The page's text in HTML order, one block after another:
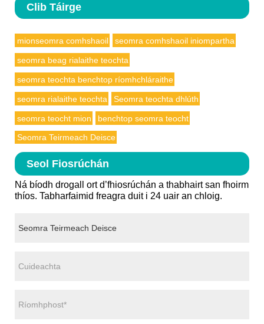
Clib Táirge
mionseomra comhshaoil seomra comhshaoil ​​iniompartha
seomra beag rialaithe teochta
seomra teochta benchtop ríomhchláraithe
seomra rialaithe teochta Seomra teochta dhlúth
seomra teocht mion benchtop seomra teocht
Seomra Teirmeach Deisce
Seol Fiosrúchán
Ná bíodh drogall ort d’fhiosrúchán a thabhairt san fhoirm
thíos. Tabharfaimid freagra duit i 24 uair an chloig.